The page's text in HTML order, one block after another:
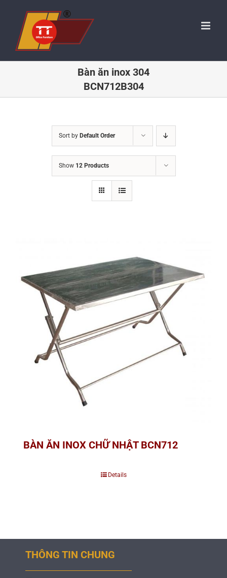
content
Bàn ăn inox 304
BCN712B304
Sort by Default Order
Show 12 Products
BÀN ĂN INOX CHỮ NHẬT BCN712
Details
THÔNG TIN CHUNG